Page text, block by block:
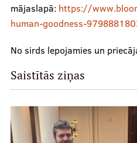
mājaslapā: https://
human-goodness-
No sirds lepojamies un
Saistītās ziņas